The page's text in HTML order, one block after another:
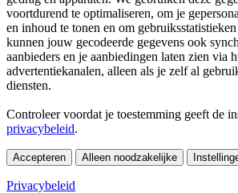
voortdurend te optimaliseren, om je
en inhoud te tonen en om
kunnen jouw gecodeerde gegevens ook
aanbieders en je aanbiedingen laten zien via
advertentiekanalen, alleen als je zelf al
diensten.
Controleer voordat je toestemming geeft de
privacybeleid.
Accepteren Alleen noodzakelijke
Privacybeleid